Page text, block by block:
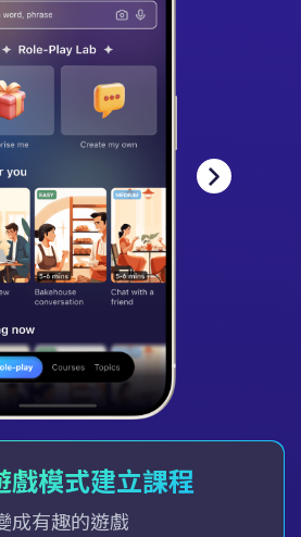
戲模式建立課程
成有趣的遊戲